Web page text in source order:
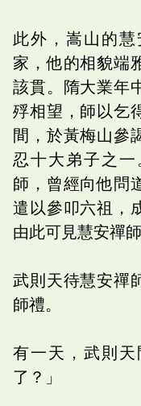
此外，嵩山的
家，他的相貌端
該貫。隋大業年
殍相望，師以乞
間，於黃梅山參
忍十大弟子之
師，曾經向他問
遣以參叩六祖，
由此可見慧安禪
武則天待慧安禪
師禮。
有一天，武則
了？」